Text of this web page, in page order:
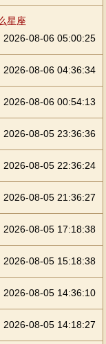
星座
2026-08-06 05:00:25
2026-08-06 04:36:34
2026-08-06 00:54:13
2026-08-05 23:36:36
2026-08-05 22:36:24
2026-08-05 21:36:27
2026-08-05 17:18:38
2026-08-05 15:18:38
2026-08-05 14:36:10
2026-08-05 14:18:27